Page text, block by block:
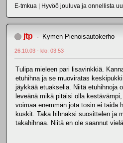
E-tmkua | Hyvöö jouluva ja onnellista
jtp Kymen Pienoisautokerho
26.10.03 - klo: 03.53
Tulipa mieleen pari lisavinkkiä.
etuhihna ja se muoviratas
jäykkää etuakselia. Niitä etuhihnoja
leveänä mikä pitäisi olla
voimaa enemmän jota tosin ei taida
kuskit. Taka hihnaksi suosittelen ja
takahihnaa. Niitä en ole saannut